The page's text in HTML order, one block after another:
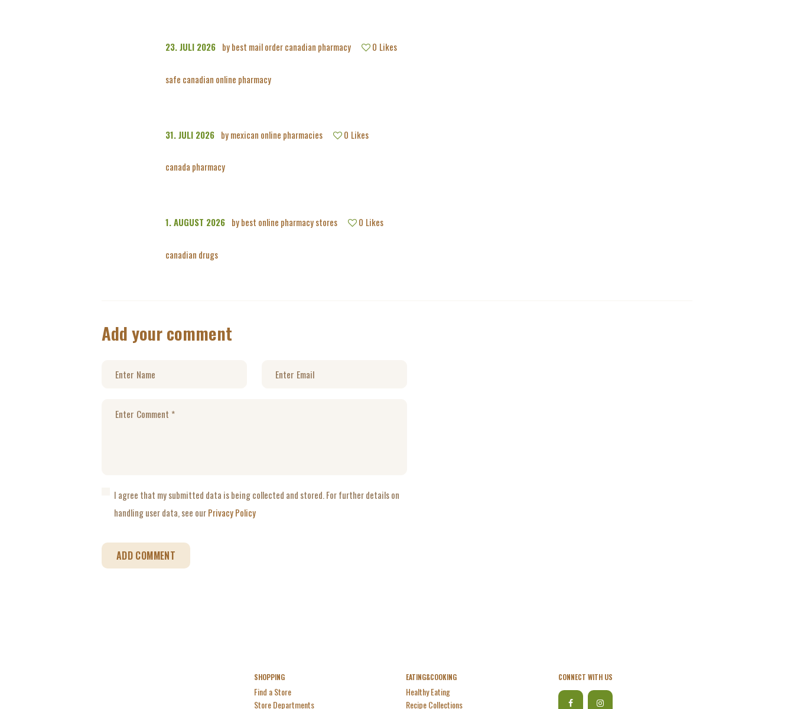
23. JULI 2026 by best mail order canadian pharmacy 0 Likes
safe canadian online pharmacy
31. JULI 2026 by mexican online pharmacies 0 Likes
canada pharmacy
1. AUGUST 2026 by best online pharmacy stores 0 Likes
canadian drugs
Add your comment
I agree that my submitted data is being collected and stored. For further details on
handling user data, see ourPrivacy Policy
SHOPPING
Find a Store
Store Departments
EATING&COOKING
Healthy Eating
Recipe Collections
CONNECT WITH US